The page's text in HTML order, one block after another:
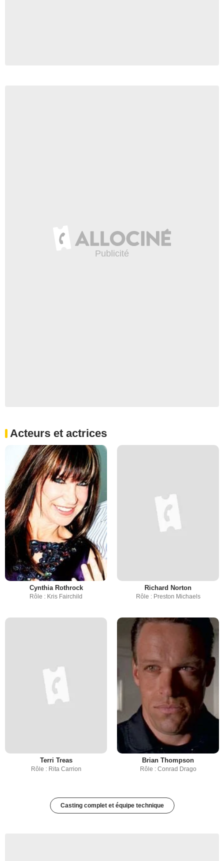
Acteurs et actrices
Cynthia Rothrock
Rôle : Kris Fairchild
Richard Norton
Rôle : Preston Michaels
Terri Treas
Rôle : Rita Carrion
Brian Thompson
Rôle : Conrad Drago
Casting complet et équipe technique